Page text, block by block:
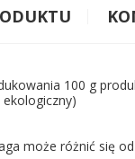
100 g
może różnić się